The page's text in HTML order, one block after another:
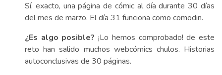
Sí, exacto, una página de cómic al día durante 30 días
del mes de marzo. El día 31 funciona como comodin.
¿Es algo posible? ¡Lo hemos comprobado! de este
reto han salido muchos webcómics chulos. Historias
autoconclusivas de 30 páginas.